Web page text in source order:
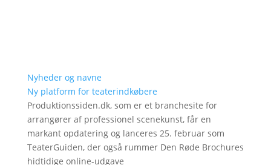
Nyheder og navne
Ny platform for teaterindkøbere
Produktionssiden.dk, som er et branchesite for
arrangører af professionel scenekunst, får en
markant opdatering og lanceres 25. februar som
TeaterGuiden, der også rummer Den Røde Brochures
hidtidige online-udgave